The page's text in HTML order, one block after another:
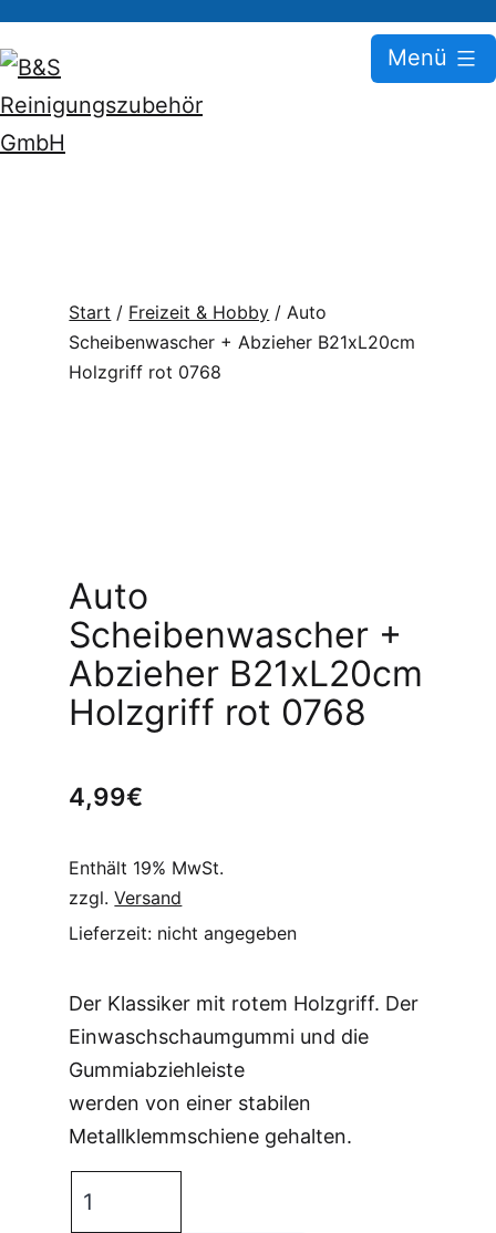
Inhalt
springen
Menü
Start / Freizeit & Hobby / Auto
Scheibenwascher + Abzieher B21xL20cm
Holzgriff rot 0768
Auto
Scheibenwascher +
Abzieher B21xL20cm
Holzgriff rot 0768
4,99€
Enthält 19% MwSt.
zzgl.Versand
Lieferzeit: nicht angegeben
Der Klassiker mit rotem Holzgriff. Der
Einwaschschaumgummi und die
Gummiabziehleiste
werden von einer stabilen
Metallklemmschiene gehalten.